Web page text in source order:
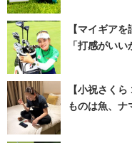
【マイギア
「打感がい
【小祝さく
ものは魚、ナ